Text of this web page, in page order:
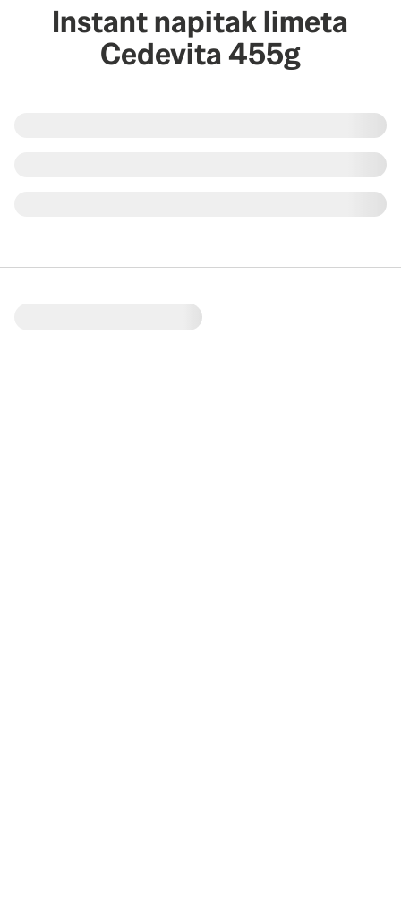
Instant napitak limeta
Cedevita 455g